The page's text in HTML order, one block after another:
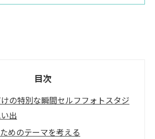
目次
の特別な瞬間セルフフォトスタジ
出
めのテーマを考える